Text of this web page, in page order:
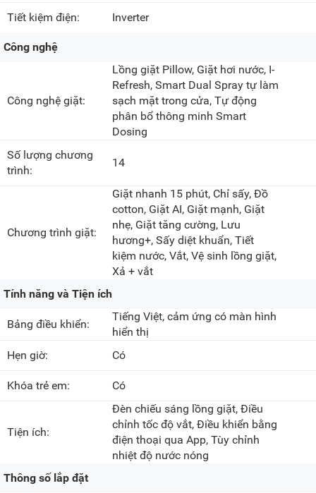
Tiết kiệm điện: Inverter
Công nghệ
Công nghệ giặt:
Lồng giặt Pillow, Giặt hơi nước, I-
Refresh, Smart Dual Spray tự làm
sạch mặt trong cửa, Tự động
phân bổ thông minh Smart
Dosing
Số lượng chương
trình:
14
Chương trình giặt:
Giặt nhanh 15 phút, Chỉ sấy, Đồ
cotton, Giặt AI, Giặt mạnh, Giặt
nhẹ, Giặt tăng cường, Lưu
hương+, Sấy diệt khuẩn, Tiết
kiệm nước, Vắt, Vệ sinh lồng giặt,
Xả + vắt
Tính năng và Tiện ích
Bảng điều khiển:
Tiếng Việt, cảm ứng có màn hình
hiển thị
Hẹn giờ:
Có
Khóa trẻ em: Có
Tiện ích:
Đèn chiếu sáng lồng giặt, Điều
chỉnh tốc độ vắt, Điều khiển bằng
điện thoại qua App, Tùy chỉnh
nhiệt độ nước nóng
Thông số lắp đặt